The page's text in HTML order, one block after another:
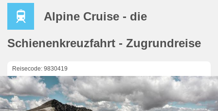
Alpine Cruise - die
Schienenkreuzfahrt - Zugrundreise
Reisecode: 9830419